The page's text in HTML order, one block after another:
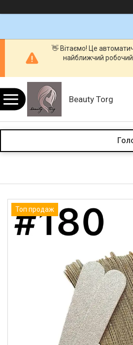
👋 Вітаємо! Це
найближчий
Beauty Torg
Топ продаж